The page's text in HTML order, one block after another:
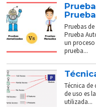
Pruebas
Prueba
un
prueba...
Técnica de
de uso es
utilizada...